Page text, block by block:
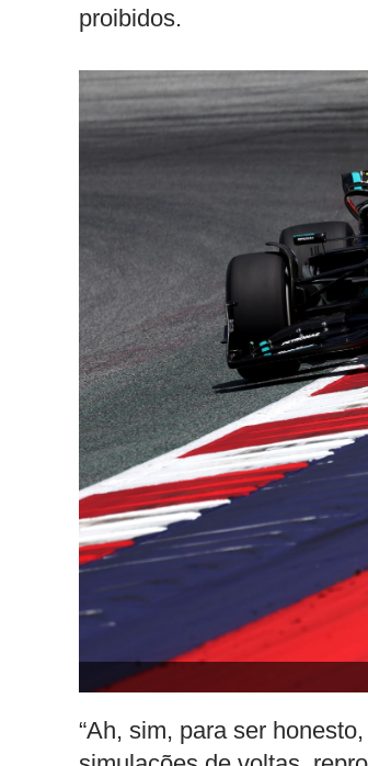
proibidos.
“Ah, sim, para ser